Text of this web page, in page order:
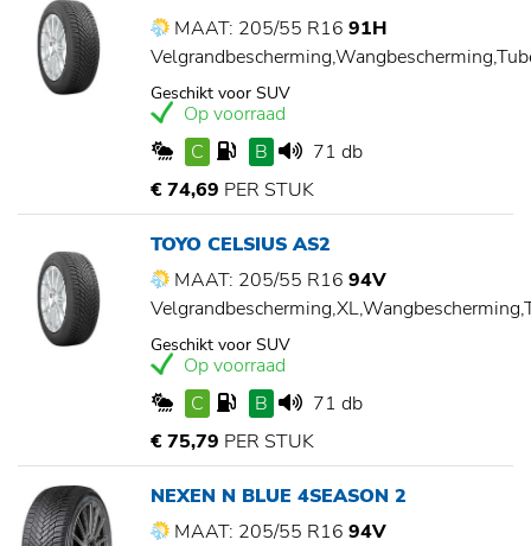
MAAT: 205/55 R16 91H
Geschikt voor SUV
Op voorraad
C
B
71 db
€ 74,69 PER STUK
TOYO CELSIUS AS2
MAAT: 205/55 R16 94V
Geschikt voor SUV
Op voorraad
C
B
71 db
€ 75,79 PER STUK
NEXEN N BLUE 4SEASON 2
MAAT: 205/55 R16 94V